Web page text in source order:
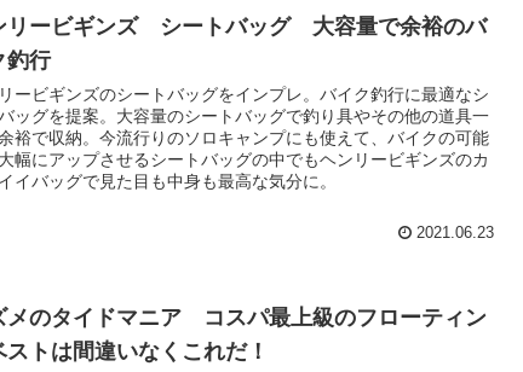
リービギンズ シートバッグ 大容量で余裕のバ
釣行
ービギンズのシートバッグをインプレ。バイク釣行に最適なシ
ッグを提案。大容量のシートバッグで釣り具やその他の道具一
裕で収納。今流行りのソロキャンプにも使えて、バイクの可能
幅にアップさせるシートバッグの中でもヘンリービギンズのカ
イバッグで見た目も中身も最高な気分に。
2021.06.23
メのタイドマニア コスパ最上級のフローティン
ストは間違いなくこれだ！